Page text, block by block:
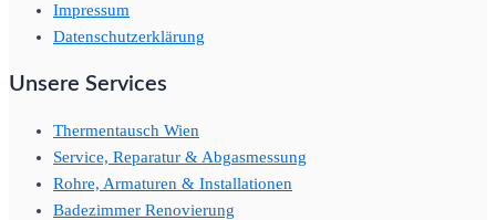
Impressum
Datenschutzerklärung
Unsere Services
Thermentausch Wien
Service, Reparatur & Abgasmessung
Rohre, Armaturen & Installationen
Badezimmer Renovierung